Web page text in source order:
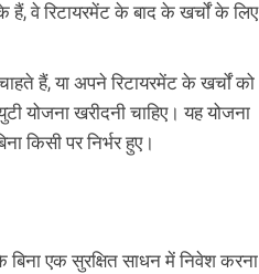
वे रिटायरमेंट के बाद के खर्चों के लिए
हैं, या अपने रिटायरमेंट के खर्चों को
योजना खरीदनी चाहिए। यह योजना
किसी पर निर्भर हुए।
बिना एक सुरक्षित साधन में निवेश करना